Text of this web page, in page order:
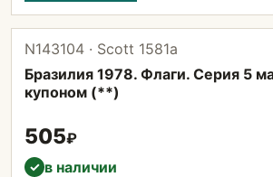
N143104 · Scott 1581а
Бразилия 1978. Флаги. Серия 5
купоном (**)
505₽
✓ в наличии